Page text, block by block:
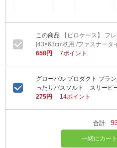
【ピロケース】 フ
[43×63cm枕用 /ファスナータ
658円
7ポイント
グローバル プロダクト プ
ったりバスソルト スリーピ
275円
14ポイント
合計
一緒にカー